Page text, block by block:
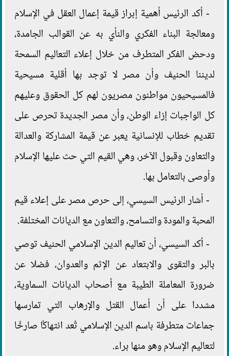
- أكد الرئيس أهمية إبراز قيمة إعمال العقل في الإسلام
ومعالجة البناء الفكري والنأي به عن القوالب الجامدة،
ودحض الفكر المتطرف من خلال إعلاء التعاليم السمحة
لديننا الحنيف وأن مصر لا توجد بها أقلية مسيحية
فالمسيحيون مواطنون مصريون لهم كل الحقوق وعليهم
كل الواجبات إزاء الوطن، وأن مصر الجديدة تحرص على
تقديم خطاب للإنسانية يعبر عن قيمة المشاركة والعدالة
والتعاون وقبول الآخر، وهي القيم التي حث عليها الإسلام
وأوصى بالتعامل بها.
- أشار الرئيس السيسي، إلى حرص مصر على إعلاء قيم
المحبة والمودة والتسامح، والتعاون مع الديانات المختلفة.
- أكد السيسي، أن تعاليم الدين الإسلامي الحنيف توصي
بالبر والتقوى والابتعاد عن الإثم والعدوان، فضلا عن
ضرورة المعاملة الطيبة مع أصحاب الديانات السماوية،
مشددا على أن أعمال القتل والإرهاب التي تمارسها
جماعات متطرفة باسم الدين الإسلامي تُعد انتهاكًا صارخًا
لتعاليم الإسلام وهو منها براء.